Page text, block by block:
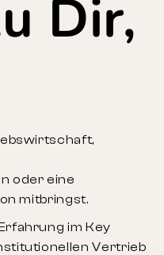
Dir,
oder eine
mitbringst.
im Key
Vertrieb